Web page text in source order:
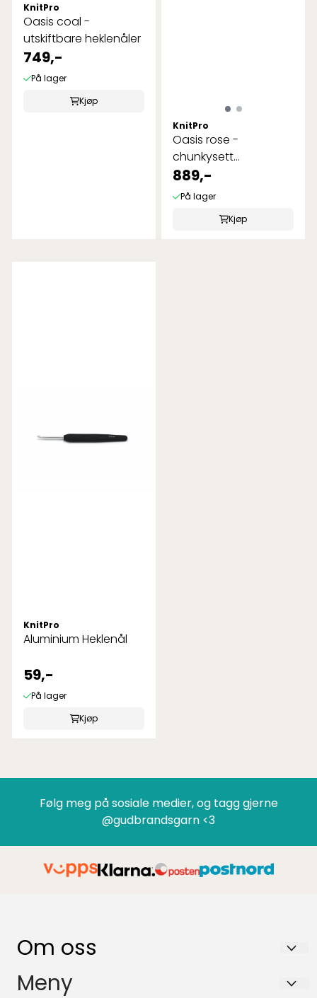
KnitPro
Oasis coal -
utskiftbare heklenåler
749,-
På lager
Kjøp
KnitPro
Oasis rose -
chunkysett
utskiftbare heklenåler
889,-
På lager
Kjøp
KnitPro
Aluminium Heklenål
59,-
På lager
Kjøp
Følg meg på sosiale medier, og tagg gjerne
@gudbrandsgarn <3
Om oss
GUDBRANDSGARN AS
Meny